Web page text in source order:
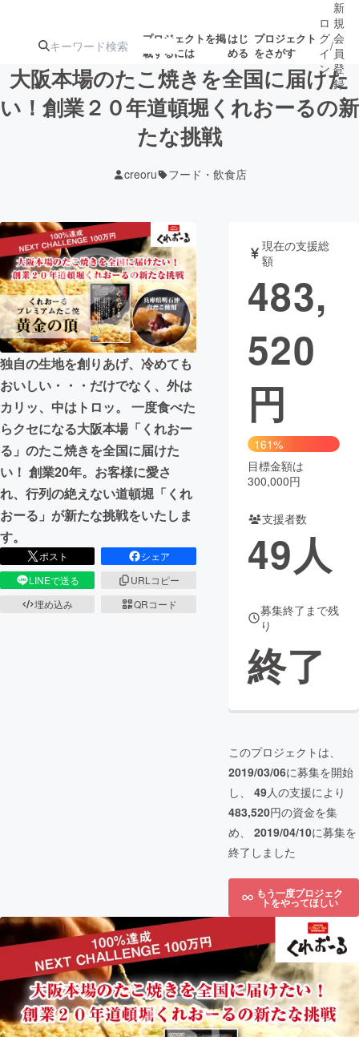
プロジェクトを掲
載するには
はじ
める
プロジェクト
をさがす
注目の新着プロ 募集終了が近いプ
テクノロジー・ガジェット
映像・映画 書籍・雑誌
ビジネス・起業 チャレンジ
まちづくり・地域活性化
CAMPFIRE for Social Good
CAMPFIRE Creation
CAMPFIREふるさと納税
コミュニティ
ロ
グ
イ
ン
/
新
規
会
員
登
録
大阪本場のたこ焼きを全国に届けた
い！創業２０年道頓堀くれおーるの新
たな挑戦
creoru フード・飲食店
独自の生地を創りあげ、冷めても
おいしい・・・だけでなく、外は
カリッ、中はトロッ。 一度食べた
らクセになる大阪本場「くれおー
る」のたこ焼きを全国に届けた
い！ 創業20年。お客様に愛さ
れ、行列の絶えない道頓堀「くれ
おーる」が新たな挑戦をいたしま
す。
ポスト
シェア
LINEで送る
URLコピー
埋め込み
QRコード
現在の支援総
額
483,
520
円
161%
目標金額は
300,000円
支援者数
49人
募集終了まで残
り
終了
このプロジェクトは、
2019/03/06に募集を開始
し、 49人の支援により
483,520円の資金を集
め、 2019/04/10に募集を
終了しました
もう一度プロジェク
トをやってほしい